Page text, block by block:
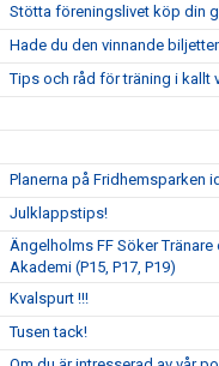
Stötta föreningslivet köp din
Hade du den vinnande
Tips och råd för träning i kallt
Planerna på Fridhemsparken
Julklappstips!
Ängelholms FF Söker Tränare
Akademi (P15, P17, P19)
Kvalspurt !!!
Tusen tack!